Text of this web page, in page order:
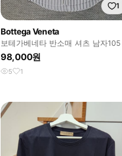
1
Bottega Veneta
보테가베네타 반소매 셔츠 남자105
98,000원
5 1